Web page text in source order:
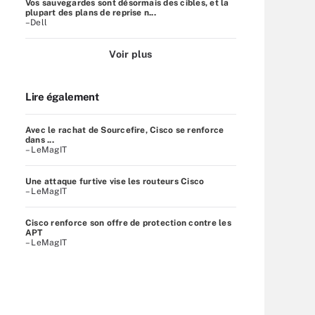
Vos sauvegardes sont désormais des cibles, et la
plupart des plans de reprise n...
–Dell
Voir plus
Lire également
Avec le rachat de Sourcefire, Cisco se renforce
dans ...
– LeMagIT
Une attaque furtive vise les routeurs Cisco
– LeMagIT
Cisco renforce son offre de protection contre les
APT
– LeMagIT